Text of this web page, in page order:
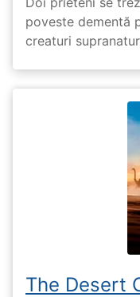
poveste dementă
creaturi
The Desert